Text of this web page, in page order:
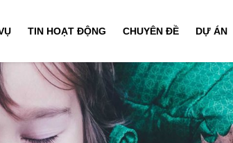
TIN HOẠT ĐỘNG CHUYÊN ĐỀ DỰ ÁN